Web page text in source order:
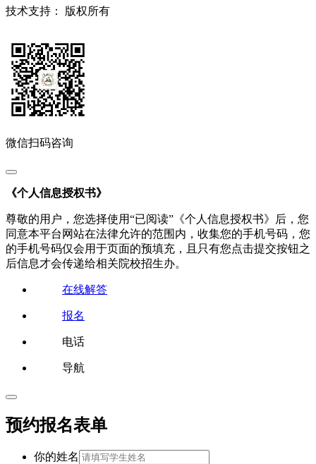
技术支持： 版权所有
微信扫码咨询
《个人信息授权书》
尊敬的用户，您选择使用“已阅读”《个人信息授权书》后，您
同意本平台网站在法律允许的范围内，收集您的手机号码，您
的手机号码仅会用于页面的预填充，且只有您点击提交按钮之
后信息才会传递给相关院校招生办。
在线解答
报名
电话
导航
预约报名表单
你的姓名